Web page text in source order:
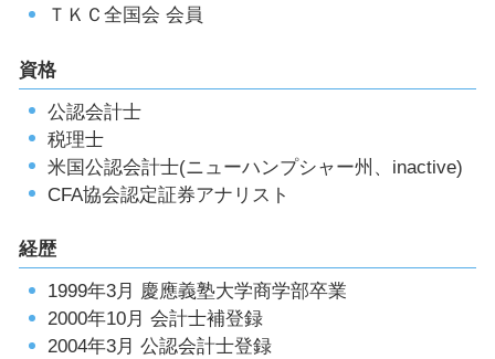
ＴＫＣ全国会 会員
資格
公認会計士
税理士
米国公認会計士(ニューハンプシャー州、inactive)
CFA協会認定証券アナリスト
経歴
1999年3月 慶應義塾大学商学部卒業
2000年10月 会計士補登録
2004年3月 公認会計士登録